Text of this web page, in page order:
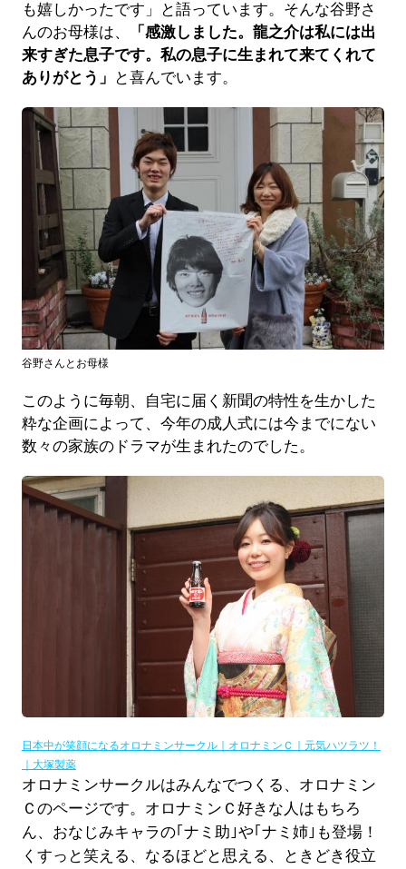
も嬉しかったです」と語っています。そんな谷野さ
んのお母様は、
「感激しました。龍之介は私には出
来すぎた息子です。私の息子に生まれて来てくれて
ありがとう」
と喜んでいます。
谷野さんとお母様
このように毎朝、自宅に届く新聞の特性を生かした
粋な企画によって、今年の成人式には今までにない
数々の家族のドラマが生まれたのでした。
日本中が笑顔になるオロナミンサークル｜オロナミンＣ｜元気ハツラツ！
｜大塚製薬
オロナミンサークルはみんなでつくる、オロナミン
Ｃのページです。オロナミンＣ好きな人はもちろ
ん、おなじみキャラの｢ナミ助｣や｢ナミ姉｣も登場！
くすっと笑える、なるほどと思える、ときどき役立